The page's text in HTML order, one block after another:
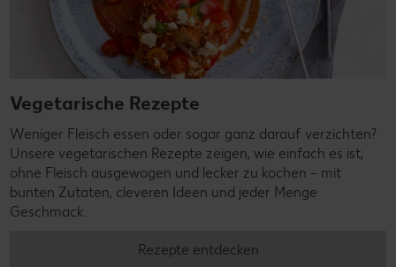
Vegetarische Rezepte
Weniger Fleisch essen oder sogar ganz darauf verzichten?
Unsere vegetarischen Rezepte zeigen, wie einfach es ist,
ohne Fleisch ausgewogen und lecker zu kochen – mit
bunten Zutaten, cleveren Ideen und jeder Menge
Geschmack.
Rezepte entdecken